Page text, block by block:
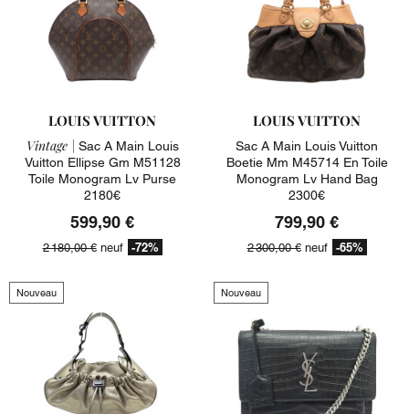
LOUIS VUITTON
Vintage | Sac A Main Louis
Vuitton Ellipse Gm M51128
Toile Monogram Lv Purse
2180€
599,90 €
2 180,00 €neuf -72%
LOUIS VUITTON
Sac A Main Louis Vuitton
Boetie Mm M45714 En Toile
Monogram Lv Hand Bag
2300€
799,90 €
2 300,00 €neuf -65%
Nouveau Nouveau